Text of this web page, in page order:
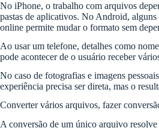
No iPhone, o trabalho com arquivos
pastas de aplicativos. No Android,
online permite mudar o formato sem
Ao usar um telefone, detalhes como
pode acontecer de o usuário receber
No caso de fotografias e imagens
experiência precisa ser direta, mas o
Converter vários arquivos, fazer
A conversão de um único arquivo